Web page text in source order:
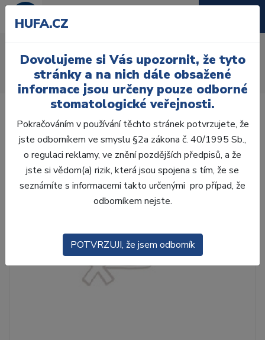
Úvod Zuby
AcryRock
AcryLux frontální H 6 ks E4, B2
HUFA.CZ
Dovolujeme si Vás upozornit, že tyto
stránky a na nich dále obsažené
informace jsou určeny pouze odborné
stomatologické veřejnosti.
Pokračováním v používání těchto stránek potvrzujete, že
jste odborníkem ve smyslu §2a zákona č. 40/1995 Sb.,
o regulaci reklamy, ve znění pozdějších předpisů, a že
jste si vědom(a) rizik, která jsou spojena s tím, že se
seznámíte s informacemi takto určenými pro případ, že
odborníkem nejste.
POTVRZUJI, že jsem odborník